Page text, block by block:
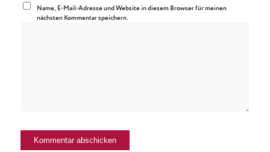
Name, E-Mail-Adresse und Website in diesem Browser für meinen
nächsten Kommentar speichern.